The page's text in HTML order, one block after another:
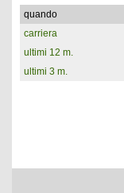
quando
carriera
ultimi 12 m.
ultimi 3 m.